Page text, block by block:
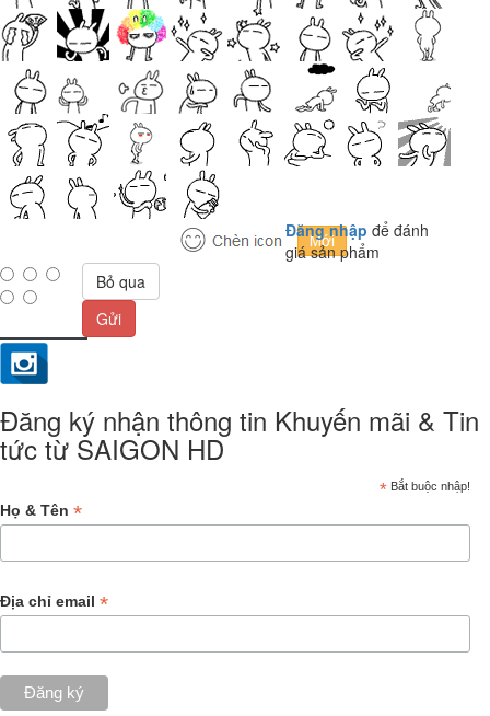
Đăng nhập để đánh
giá sản phẩm
Bỏ qua
Gửi
Đăng ký nhận thông tin Khuyến mãi & Tin
tức từ SAIGON HD
* Bắt buộc nhập!
Họ & Tên *
Địa chỉ email *